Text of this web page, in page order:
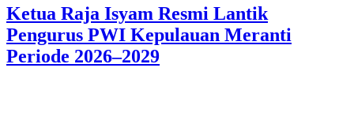
Ketua Raja Isyam Resmi Lantik
Pengurus PWI Kepulauan Meranti
Periode 2026–2029